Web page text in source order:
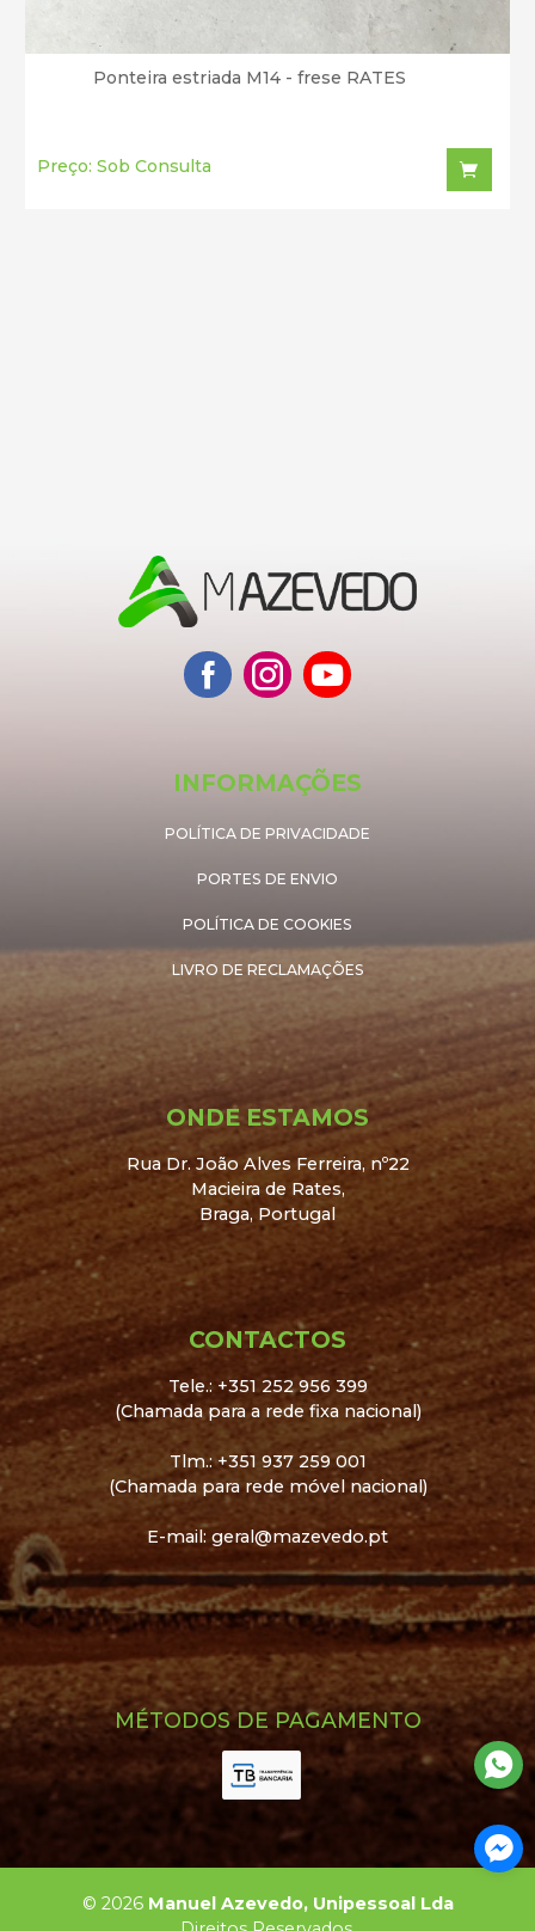
Ponteira estriada M14 - frese RATES
Preço: Sob Consulta
INFORMAÇÕES
POLÍTICA DE PRIVACIDADE
PORTES DE ENVIO
POLÍTICA DE COOKIES
LIVRO DE RECLAMAÇÕES
ONDE ESTAMOS
Rua Dr. João Alves Ferreira, nº22
Macieira de Rates,
Braga, Portugal
CONTACTOS
Tele.: +351 252 956 399
(Chamada para a rede fixa nacional)
Tlm.: +351 937 259 001
(Chamada para rede móvel nacional)
E-mail: geral@mazevedo.pt
MÉTODOS DE PAGAMENTO
© 2026 Manuel Azevedo, Unipessoal Lda